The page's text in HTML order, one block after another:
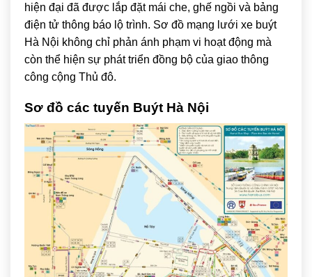
hiện đại đã được lắp đặt mái che, ghế ngồi và bảng
điện tử thông báo lộ trình. Sơ đồ mạng lưới xe buýt
Hà Nội không chỉ phản ánh phạm vi hoạt động mà
còn thể hiện sự phát triển đồng bộ của giao thông
công cộng Thủ đô.
Sơ đồ các tuyến Buýt Hà Nội